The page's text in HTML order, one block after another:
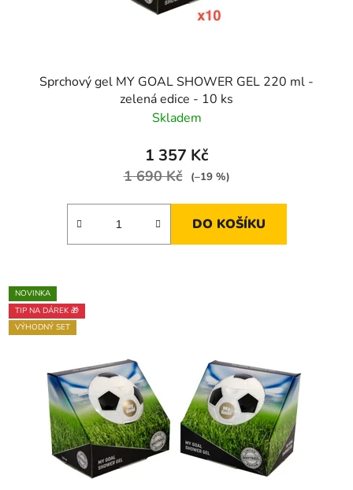
Sprchový gel MY GOAL SHOWER GEL 220 ml -
zelená edice - 10 ks
Skladem
1 357 Kč
1 690 Kč (–19 %)
DO KOŠÍKU
NOVINKA
TIP NA DÁREK 🎁
VÝHODNÝ SET